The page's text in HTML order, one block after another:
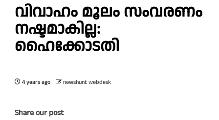
വിവാഹം മൂലം സംവരണം
നഷ്ടമാകില്ല:
ഹൈക്കോടതി
4 years ago newshunt webdesk
Share our post